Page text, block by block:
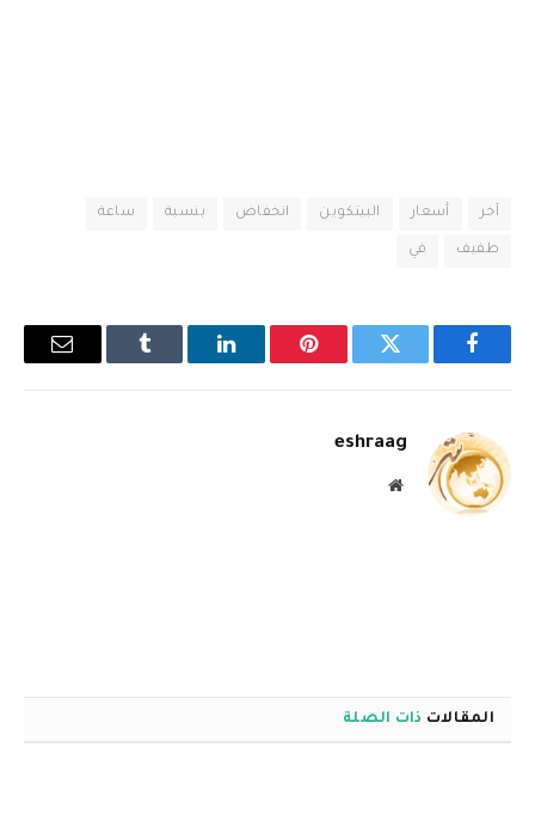
آخر أسعار البيتكوين انخفاض بنسبة ساعة
طفيف في
فيسبوك تويتر بينتيريستلينكدإن Tumblr
البريد
eshraag
موقع
المقالات ذات الصلة